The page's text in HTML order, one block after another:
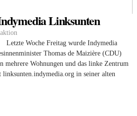
Linksunten
Letzte Woche Freitag wurde Indymedia
Thomas de Maizière (CDU)
mehrere Wohnungen und das linke Zentrum
in seiner alten